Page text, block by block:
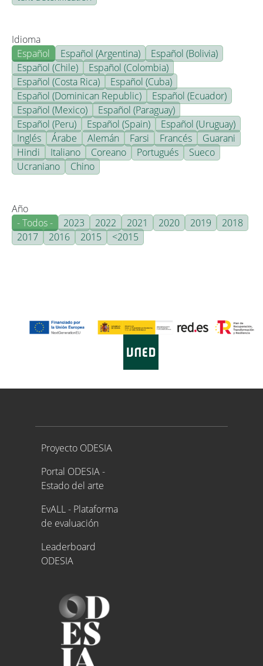
Idioma
Español
Español (Argentina)
Español (Bolivia)
Español (Chile)
Español (Colombia)
Español (Costa Rica)
Español (Cuba)
Español (Dominican Republic)
Español (Ecuador)
Español (Mexico)
Español (Paraguay)
Español (Peru)
Español (Spain)
Español (Uruguay)
Inglés
Árabe Alemán Farsi Francés
Guarani
Hindi
Italiano Coreano Portugués
Sueco
Ucraniano
Chino
Año
- Todos -
2023 2022 2021 2020 2019
2018
2017
2016 2015 <2015
Proyecto ODESIA
Proyecto ODESIA
Portal ODESIA -
Estado del arte
EvALL - Plataforma
de evaluación
Leaderboard
ODESIA